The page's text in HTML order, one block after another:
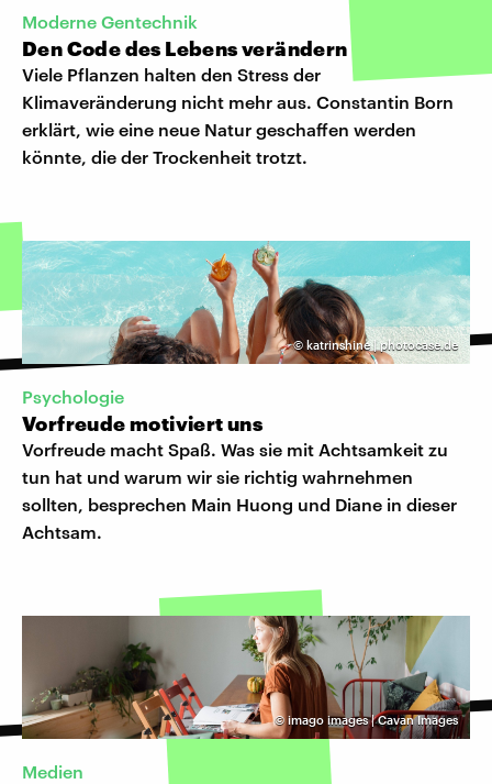
Moderne Gentechnik
Den Code des Lebens verändern
Viele Pflanzen halten den Stress der
Klimaveränderung nicht mehr aus. Constantin Born
erklärt, wie eine neue Natur geschaffen werden
könnte, die der Trockenheit trotzt.
©katrinshine | photocase.de
Psychologie
Vorfreude motiviert uns
Vorfreude macht Spaß. Was sie mit Achtsamkeit zu
tun hat und warum wir sie richtig wahrnehmen
sollten, besprechen Main Huong und Diane in dieser
Achtsam.
© imago images | Cavan Images
Medien